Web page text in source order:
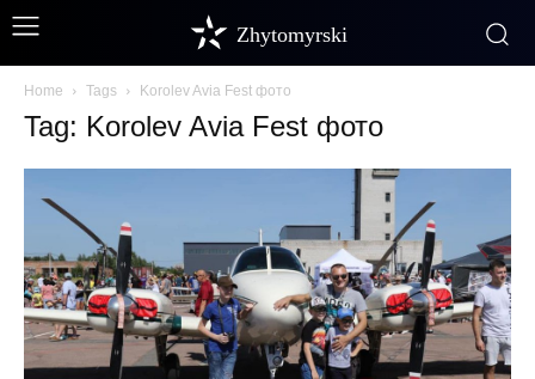
Zhytomyrski
Home Tags Korolev Avia Fest фото
Tag: Korolev Avia Fest фото